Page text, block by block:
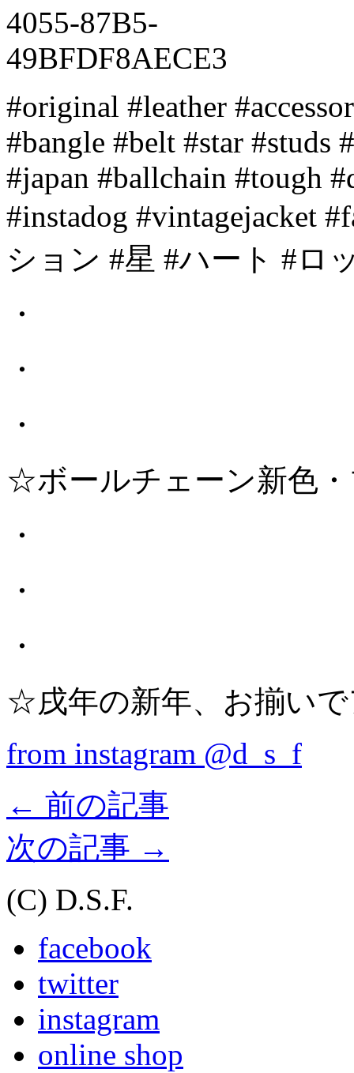
#original #leather
#bangle #belt #star #studs
#japan #ballchain #tough
#instadog #vintagejacket
ション #星 #ハート #ロ
・
・
・
☆ボールチェーン新色
・
・
・
☆戌年の新年、お揃い
from instagram @d_s_f
← 前の記事
次の記事 →
(C) D.S.F.
facebook
twitter
instagram
online shop